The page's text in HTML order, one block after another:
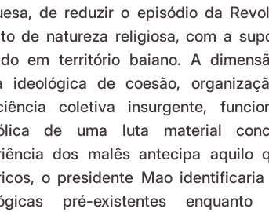
de reduzir o episódio da
de natureza religiosa, com a
em território baiano. A
ideológica de coesão,
coletiva insurgente,
de uma luta material
dos malês antecipa aquilo
o presidente Mao
pré-existentes